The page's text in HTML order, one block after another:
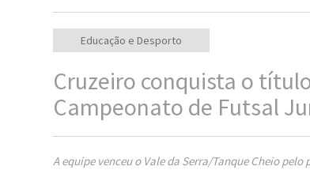
Educação e Desporto
Cruzeiro conquista o
Campeonato de Futsal
A equipe venceu o Vale da Serra/Tanque Cheio pelo